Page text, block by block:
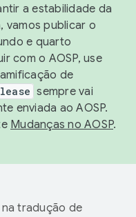
a estabilidade da
vamos publicar o
e quarto
com o AOSP, use
de
sempre vai
enviada ao AOSP.
Mudanças no AOSP.
tradução de